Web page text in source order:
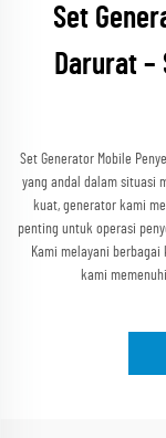
Set
Darurat –
Set Generator Mobile
yang andal dalam situasi
kuat, generator kami
penting untuk operasi
Kami melayani
kami